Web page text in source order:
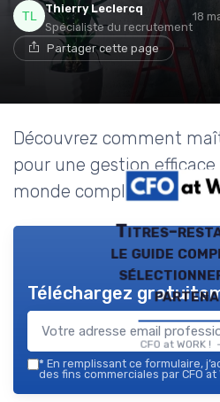
Thierry Leclercq
Spécialiste du recrutement
18
Partager cette page
Découvrez comment
pour une gestion
monde complexe de la
Titres-
le guide
CFO at WORK !
Téléchargez
* En remplissant ce formulaire,
des fins commerciales par CFO at